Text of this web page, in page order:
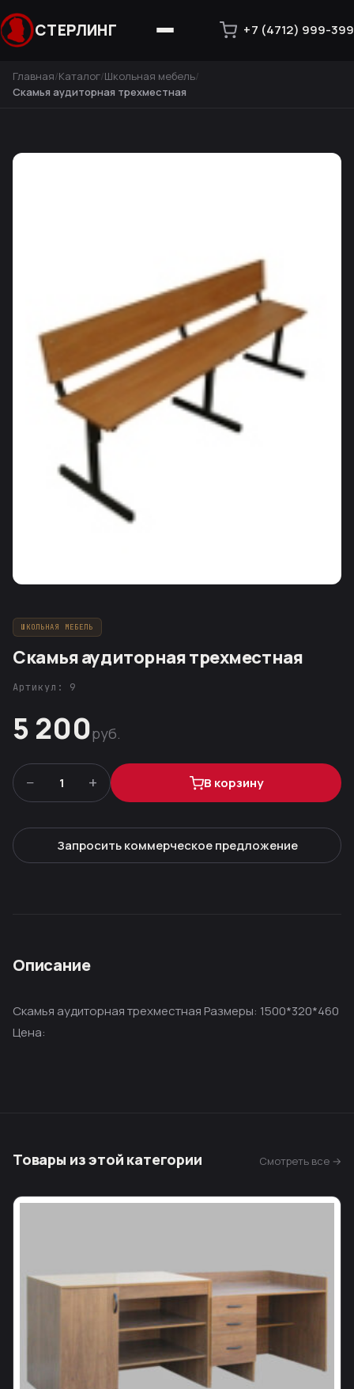
СТЕРЛИНГ +7 (4712) 999-399
Главная Каталог Школьная мебель
Скамья аудиторная трехместная
ШКОЛЬНАЯ МЕБЕЛЬ
Скамья аудиторная трехместная
Артикул: 9
5 200руб.
− 1 + В корзину
Запросить коммерческое предложение
Описание
Скамья аудиторная трехместная Размеры: 1500*320*460
Цена:
Товары из этой категории Смотреть все →